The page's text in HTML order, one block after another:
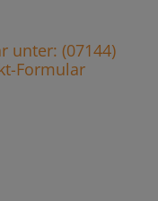
unter: (07144)
Formular